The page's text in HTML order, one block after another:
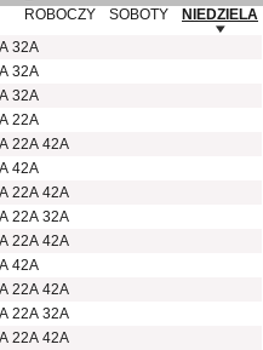
ROBOCZY
SOBOTY
NIEDZIELA
32A
32A
32A
22A
22A 42A
42A
22A 42A
22A 32A
22A 42A
42A
22A 42A
22A 32A
22A 42A